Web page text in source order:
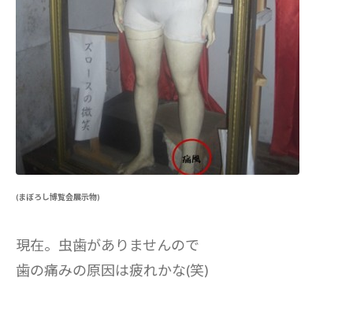
(まぼろし博覧会展示物)
現在。虫歯がありませんので
歯の痛みの原因は疲れかな(笑)